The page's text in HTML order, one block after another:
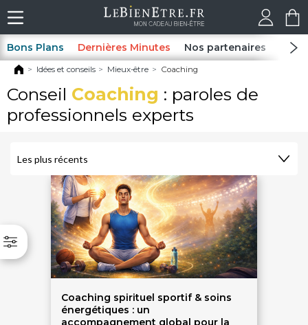
Bons Plans Dernières Minutes Nos partenaires Spas
Idées et conseils Mieux-être Coaching
Conseil Coaching : paroles de
professionnels experts
Coaching spirituel sportif & soins
énergétiques : un
accompagnement global pour la